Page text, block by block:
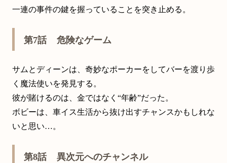
一連の事件の鍵を握っていることを突き止める。
第7話 危険なゲーム
サムとディーンは、奇妙なポーカーをしてバーを渡り歩
く魔法使いを発見する。
彼が賭けるのは、金ではなく“年齢”だった。
ボビーは、車イス生活から抜け出すチャンスかもしれな
いと思い…。
第8話 異次元へのチャンネル